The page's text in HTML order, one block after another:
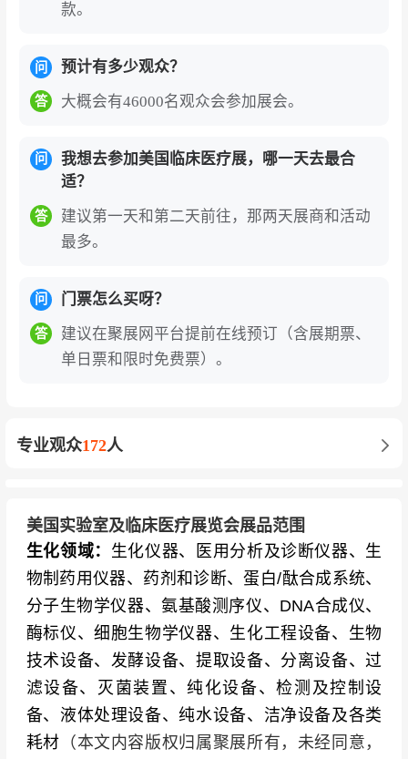
款。
问 预计有多少观众？
答 大概会有46000名观众会参加展会。
问
我想去参加美国临床医疗展，哪一天去最合
适？
答
建议第一天和第二天前往，那两天展商和活动
最多。
问 门票怎么买呀？
答
建议在聚展网平台提前在线预订（含展期票、
单日票和限时免费票）。
专业观众172人
美国实验室及临床医疗展览会展品范围
生化领域： 生化仪器、医用分析及诊断仪器、生
物制药用仪器、药剂和诊断、蛋白/酞合成系统、
分子生物学仪器、氨基酸测序仪、DNA合成仪、
酶标仪、细胞生物学仪器、生化工程设备、生物
技术设备、发酵设备、提取设备、分离设备、过
滤设备、灭菌装置、纯化设备、检测及控制设
备、液体处理设备、纯水设备、洁净设备及各类
耗材 （本文内容版权归属聚展所有，未经同意，